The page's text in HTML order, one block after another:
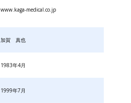
www.kaga-medical.co.jp
加賀 真也
1983年4月
1999年7月